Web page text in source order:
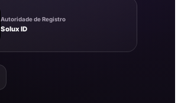
Autoridade de Registro
Solux ID